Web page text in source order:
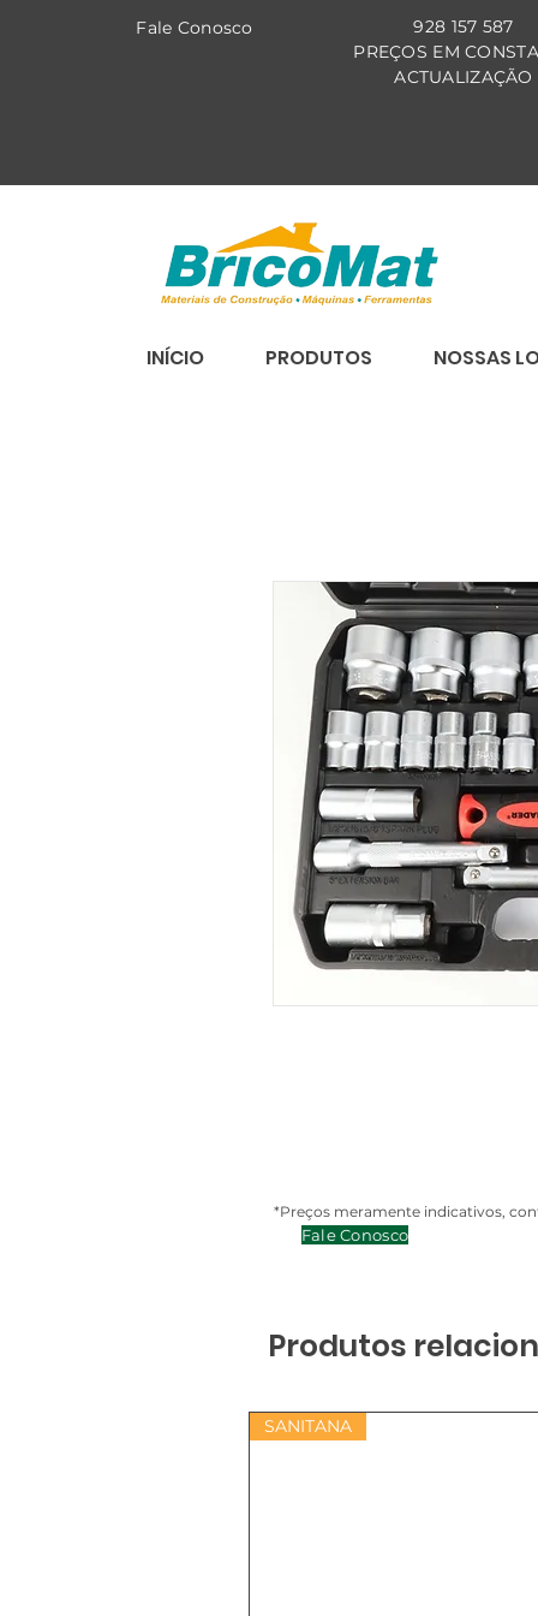
Fale Conosco
928 157 587
PREÇOS EM
ACTUALIZAÇÃO
INÍCIO PRODUTOS NOSSAS
*Preços meramente indicativos,
Fale Conosco
Produtos
SANITANA